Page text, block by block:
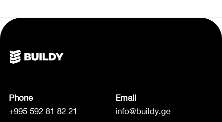
Phone
+995 592 81 82 21
Email
info@buildy.ge